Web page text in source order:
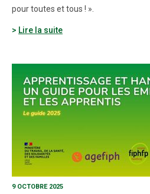
pour toutes et tous ! ».
Lire la suite
9 OCTOBRE 2025